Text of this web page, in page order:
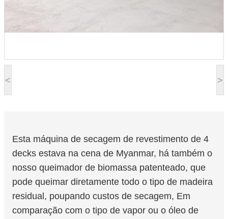
< >
Esta máquina de secagem de revestimento de 4
decks estava na cena de Myanmar, há também o
nosso queimador de biomassa patenteado, que
pode queimar diretamente todo o tipo de madeira
residual, poupando custos de secagem, Em
comparação com o tipo de vapor ou o óleo de